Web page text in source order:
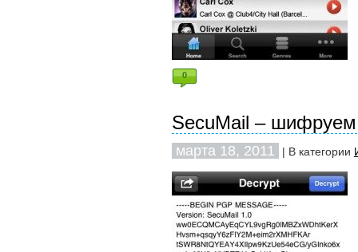
0
SecuMail – шифруем
марта 18, 2011 | В категории